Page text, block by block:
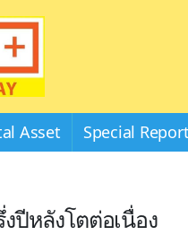
Asset Special
ปีหลังโตต่อเนื่อง